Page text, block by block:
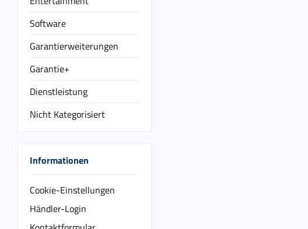
Software
Garantierweiterungen
Garantie+
Dienstleistung
Nicht Kategorisiert
Informationen
Cookie-Einstellungen
Händler-Login